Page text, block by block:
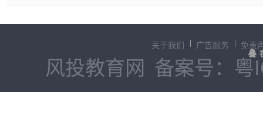
关于我们 广告服务 免责
风投教育网 备案号：粤